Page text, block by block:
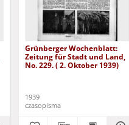
Grünberger Wochenblatt:
Zeitung für Stadt und Land,
No. 229. ( 2. Oktober 1939)
1939
czasopisma